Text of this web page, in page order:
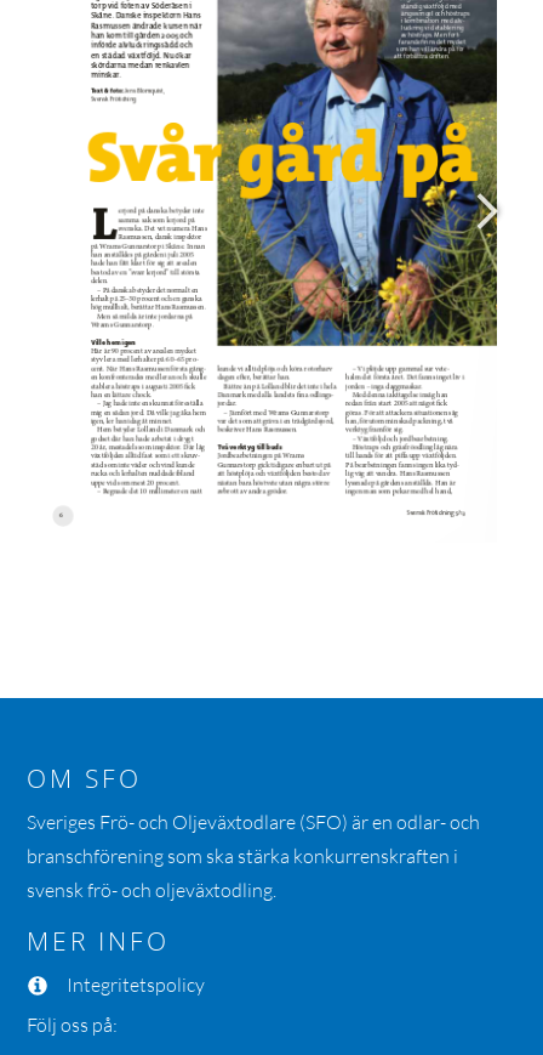
OM SFO
Sveriges Frö- och Oljeväxtodlare (SFO) är en odlar- och
branschförening som ska stärka konkurrenskraften i
svensk frö- och oljeväxtodling.
MER INFO
Integritetspolicy
Följ oss på: